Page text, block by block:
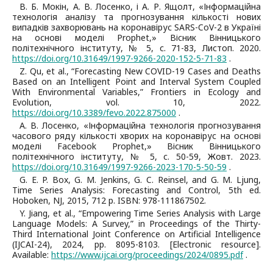
В. Б. Мокін, А. В. Лосенко, і А. Р. Ящолт, «Інформаційна
технологія аналізу та прогнозування кількості нових
випадків захворювань на коронавірус SARS-CoV-2 в Україні
на основі моделі Prophet,» Вісник Вінницького
політехнічного інституту, № 5, с. 71-83, Листоп. 2020.
https://doi.org/10.31649/1997-9266-2020-152-5-71-83 .
Z. Qu, et al., “Forecasting New COVID-19 Cases and Deaths
Based on an Intelligent Point and Interval System Coupled
With Environmental Variables,” Frontiers in Ecology and
Evolution, vol. 10, 2022.
https://doi.org/10.3389/fevo.2022.875000 .
А. В. Лосенко, «Інформаційна технологія прогнозування
часового ряду кількості хворих на коронавірус на основі
моделі Facebook Prophet,» Вісник Вінницького
політехнічного інституту, № 5, с. 50-59, Жовт. 2023.
https://doi.org/10.31649/1997-9266-2023-170-5-50-59 .
G. E. P. Box, G. M. Jenkins, G. C. Reinsel, and G. M. Ljung,
Time Series Analysis: Forecasting and Control, 5th ed.
Hoboken, NJ, 2015, 712 p. ISBN: 978-111867502.
Y. Jiang, et al., “Empowering Time Series Analysis with Large
Language Models: A Survey,” in Proceedings of the Thirty-
Third International Joint Conference on Artificial Intelligence
(IJCAI-24), 2024, pp. 8095-8103. [Electronic resource].
Available: https://www.ijcai.org/proceedings/2024/0895.pdf.